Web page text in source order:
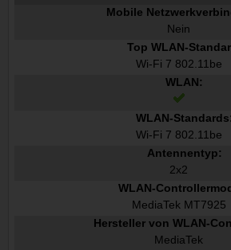
Mobile
Nein
Top WLAN-
Wi-Fi 7 802.11be
WLAN:
WLAN-Standards:
Wi-Fi 7 802.11be
Antennentyp:
2x2
WLAN-
MediaTek MT7925
Hersteller von WLAN-
MediaTek